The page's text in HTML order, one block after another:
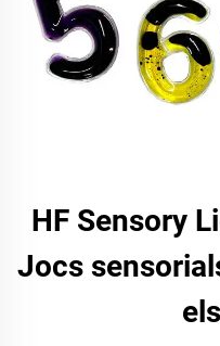
HF Sensory
Jocs